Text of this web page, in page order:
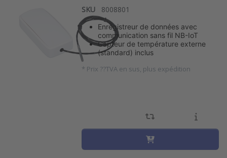
SKU 8008801
Enregistreur de données avec
communication sans fil NB-IoT
Capteur de température externe
(standard) inclus
* Prix ??TVA en sus, plus expédition